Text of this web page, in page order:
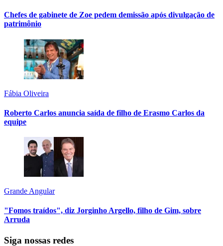
Chefes de gabinete de Zoe pedem demissão após divulgação de
patrimônio
Fábia Oliveira
Roberto Carlos anuncia saída de filho de Erasmo Carlos da
equipe
Grande Angular
"Fomos traídos", diz Jorginho Argello, filho de Gim, sobre
Arruda
Siga nossas redes